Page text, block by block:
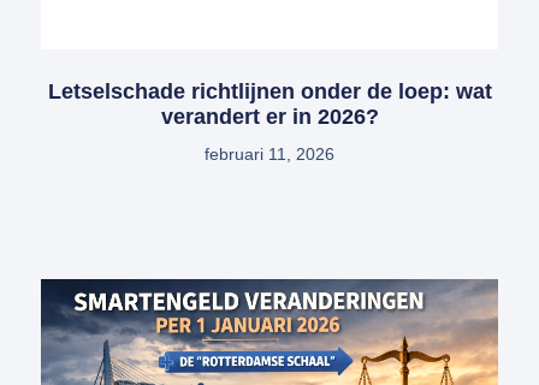
Letselschade richtlijnen onder de loep: wat
verandert er in 2026?
februari 11, 2026